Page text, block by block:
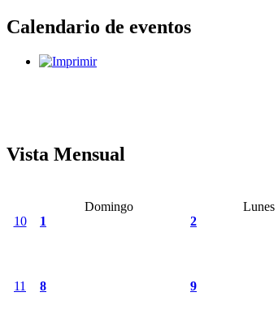
Calendario de eventos
Vista Mensual
Domingo
Lunes
10
1 2
11 8 9